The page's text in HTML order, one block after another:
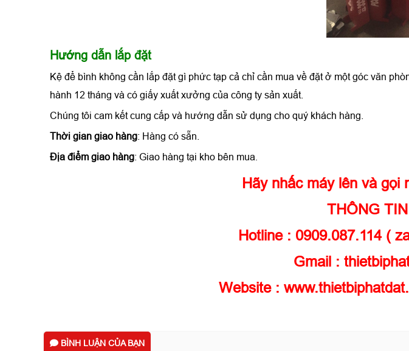
Hướng dẫn lắp đặt
Kệ để bình không cần lắp đặt gì phức tạp cả chỉ cần mua về đặt ở một góc văn
hành 12 tháng và có giấy xuất xưởng của công ty sản xuất.
Chúng tôi cam kết cung cấp và hướng dẫn sử dụng cho quý khách hàng.
Thời gian giao hàng: Hàng có sẵn.
Địa điểm giao hàng: Giao hàng tại kho bên mua
Hãy nhấc máy lên và gọi
THÔNG
Hotline : 0909.087.114 (
Gmail :
Website :
BÌNH LUẬN CỦA BẠN